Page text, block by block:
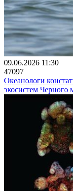
09.06.2026 11:30
47097
Океанологи
экосистем Черного